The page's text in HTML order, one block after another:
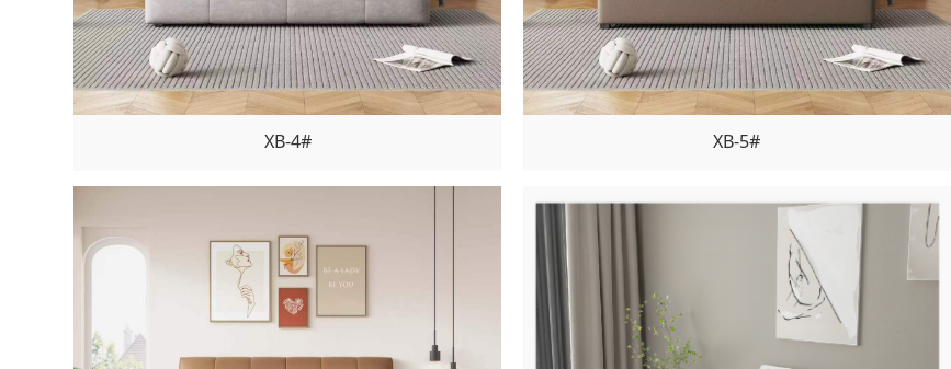
XB-4# XB-5#